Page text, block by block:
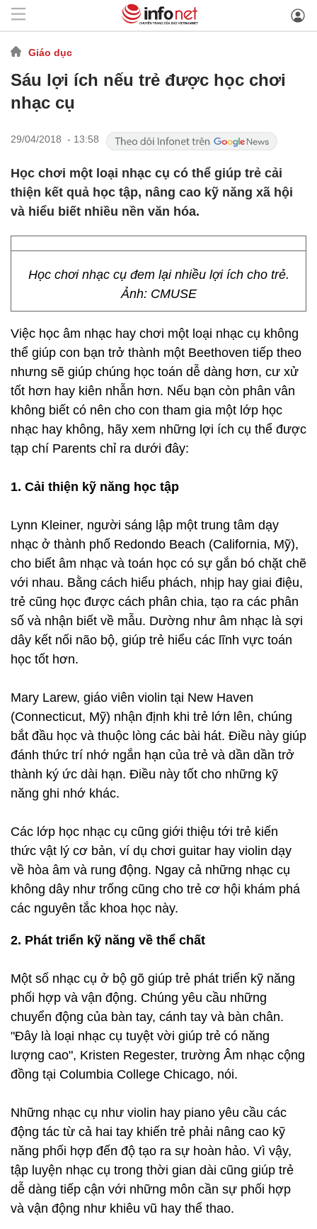
Giáo dục
Sáu lợi ích nếu trẻ được học chơi
nhạc cụ
29/04/2018 - 13:58
Học chơi một loại nhạc cụ có thể giúp trẻ cải
thiện kết quả học tập, nâng cao kỹ năng xã hội
và hiểu biết nhiều nền văn hóa.
Học chơi nhạc cụ đem lại nhiều lợi ích cho trẻ.
Ảnh: CMUSE
Việc học âm nhạc hay chơi một loại nhạc cụ không
thể giúp con bạn trở thành một Beethoven tiếp theo
nhưng sẽ giúp chúng học toán dễ dàng hơn, cư xử
tốt hơn hay kiên nhẫn hơn. Nếu bạn còn phân vân
không biết có nên cho con tham gia một lớp học
nhạc hay không, hãy xem những lợi ích cụ thể được
tạp chí Parents chỉ ra dưới đây:
1. Cải thiện kỹ năng học tập
Lynn Kleiner, người sáng lập một trung tâm dạy
nhạc ở thành phố Redondo Beach (California, Mỹ),
cho biết âm nhạc và toán học có sự gắn bó chặt chẽ
với nhau. Bằng cách hiểu phách, nhịp hay giai điệu,
trẻ cũng học được cách phân chia, tạo ra các phân
số và nhận biết về mẫu. Dường như âm nhạc là sợi
dây kết nối não bộ, giúp trẻ hiểu các lĩnh vực toán
học tốt hơn.
Mary Larew, giáo viên violin tại New Haven
(Connecticut, Mỹ) nhận định khi trẻ lớn lên, chúng
bắt đầu học và thuộc lòng các bài hát. Điều này giúp
đánh thức trí nhớ ngắn hạn của trẻ và dần dần trở
thành ký ức dài hạn. Điều này tốt cho những kỹ
năng ghi nhớ khác.
Các lớp học nhạc cụ cũng giới thiệu tới trẻ kiến
thức vật lý cơ bản, ví dụ chơi guitar hay violin dạy
về hòa âm và rung động. Ngay cả những nhạc cụ
không dây như trống cũng cho trẻ cơ hội khám phá
các nguyên tắc khoa học này.
2. Phát triển kỹ năng về thể chất
Một số nhạc cụ ở bộ gõ giúp trẻ phát triển kỹ năng
phối hợp và vận động. Chúng yêu cầu những
chuyển động của bàn tay, cánh tay và bàn chân.
"Đây là loại nhạc cụ tuyệt vời giúp trẻ có năng
lượng cao", Kristen Regester, trường Âm nhạc cộng
đồng tại Columbia College Chicago, nói.
Những nhạc cụ như violin hay piano yêu cầu các
động tác từ cả hai tay khiến trẻ phải nâng cao kỹ
năng phối hợp đến độ tạo ra sự hoàn hảo. Vì vậy,
tập luyện nhạc cụ trong thời gian dài cũng giúp trẻ
dễ dàng tiếp cận với những môn cần sự phối hợp
và vận động như khiêu vũ hay thể thao.